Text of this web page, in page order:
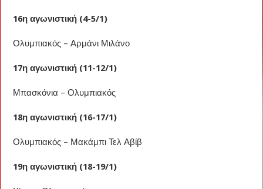
16η αγωνιστική (4-5/1)
Ολυμπιακός – Αρμάνι Μιλάνο
17η αγωνιστική (11-12/1)
Μπασκόνια – Ολυμπιακός
18η αγωνιστική (16-17/1)
Ολυμπιακός – Μακάμπι Τελ Αβίβ
19η αγωνιστική (18-19/1)